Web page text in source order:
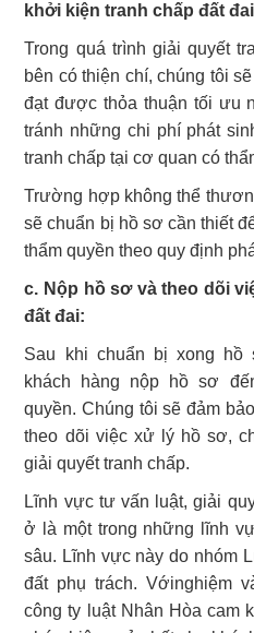
khởi kiện tranh chấp đất
Trong quá trình giải quyết
bên có thiện chí, chúng tôi
đạt được thỏa thuận tối ưu
tránh những chi phí phát
tranh chấp tại cơ quan có
Trường hợp không thể
sẽ chuẩn bị hồ sơ cần thiết
thẩm quyền theo quy định
c. Nộp hồ sơ và theo dõi
đất đai:
Sau khi chuẩn bị xong hồ
khách hàng nộp hồ sơ
quyền. Chúng tôi sẽ đảm
theo dõi việc xử lý hồ sơ,
giải quyết tranh chấp.
Lĩnh vực tư vấn luật, giải
ở là một trong những lĩnh
sâu. Lĩnh vực này do nhóm
đất phụ trách. Vớinghiệm
công ty luật Nhân Hòa cam